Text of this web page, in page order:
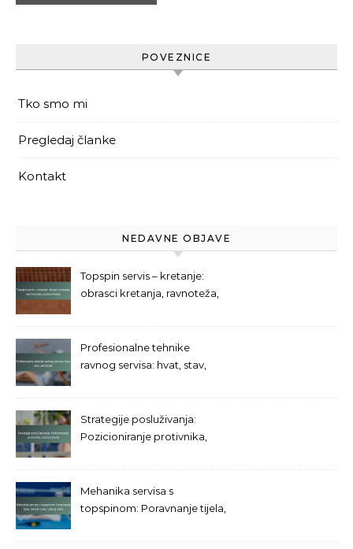
POVEZNICE
Tko smo mi
Pregledaj članke
Kontakt
NEDAVNE OBJAVE
Topspin servis – kretanje:
obrasci kretanja, ravnoteža,
Profesionalne tehnike
ravnog servisa: hvat, stav,
Strategije posluživanja:
Pozicioniranje protivnika,
Mehanika servisa s
topspinom: Poravnanje tijela,